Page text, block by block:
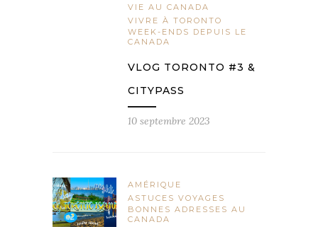
VIE AU CANADA
VIVRE À TORONTO
WEEK-ENDS DEPUIS LE
CANADA
VLOG TORONTO #3 &
CITYPASS
10 septembre 2023
AMÉRIQUE
ASTUCES VOYAGES
BONNES ADRESSES AU
CANADA